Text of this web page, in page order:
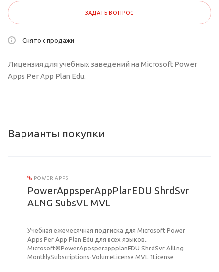
ЗАДАТЬ ВОПРОС
Снято с продажи
Лицензия для учебных заведений на Microsoft Power
Apps Per App Plan Edu.
Варианты покупки
POWER APPS
PowerAppsperAppPlanEDU ShrdSvr
ALNG SubsVL MVL
Учебная ежемесячная подписка для Microsoft Power
Apps Per App Plan Edu для всех языков..
Microsoft®PowerAppsperappplanEDU ShrdSvr AllLng
MonthlySubscriptions-VolumeLicense MVL 1License